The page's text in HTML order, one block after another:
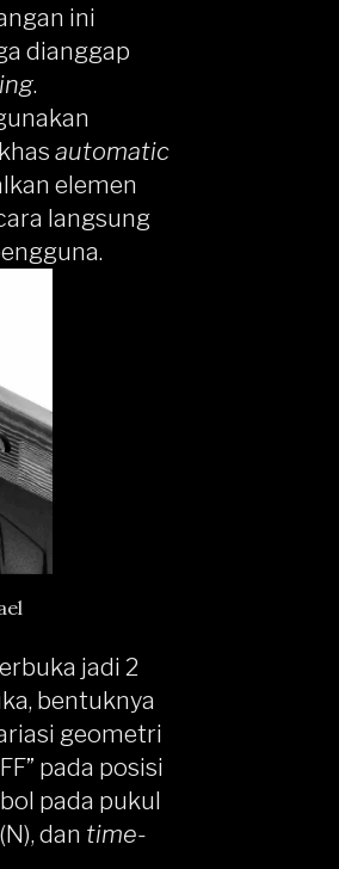
ini
dianggap
.
automatic
elemen
langsung
jadi 2
bentuknya
geometri
pada posisi
pada pukul
(N), dan time-